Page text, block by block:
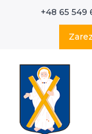
+48 65 549
Wyszukaj w